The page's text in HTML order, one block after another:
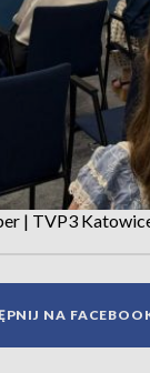
| TVP3
NA